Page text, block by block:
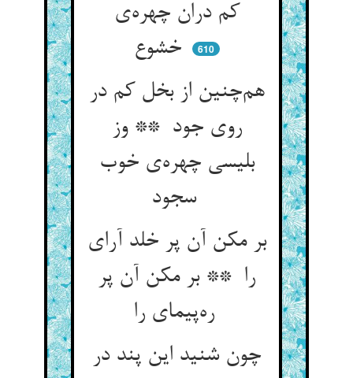
کم دران چهره‌ی
خشوع
610
هم‌چنین از بخل کم در
روی جود ** وز
بلیسی چهره‌ی خوب
سجود
بر مکن آن پر خلد آرای
را ** بر مکن آن پر
ره‌پیمای را
چون شنید این پند در